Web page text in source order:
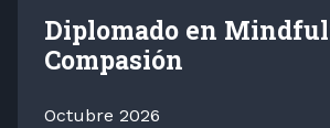
Diplomado en
Compasión
Octubre 2026